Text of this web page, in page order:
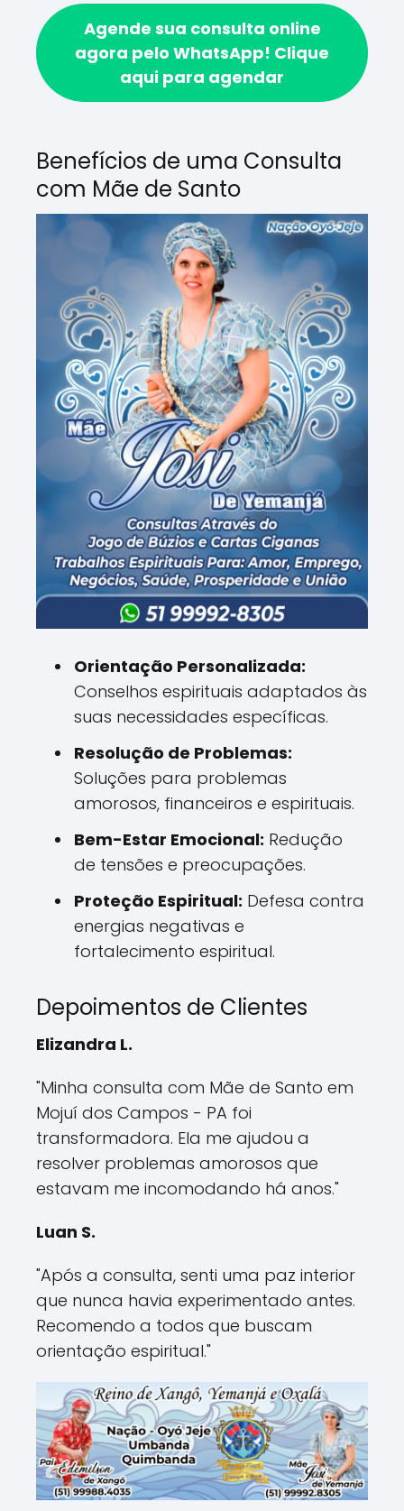
Agende sua consulta online
agora pelo WhatsApp! Clique
aqui para agendar
Benefícios de uma Consulta
com Mãe de Santo
Orientação Personalizada:
Conselhos espirituais adaptados às
suas necessidades específicas.
Resolução de Problemas:
Soluções para problemas
amorosos, financeiros e espirituais.
Bem-Estar Emocional: Redução
de tensões e preocupações.
Proteção Espiritual: Defesa contra
energias negativas e
fortalecimento espiritual.
Depoimentos de Clientes
Elizandra L.
"Minha consulta com Mãe de Santo em
Mojuí dos Campos - PA foi
transformadora. Ela me ajudou a
resolver problemas amorosos que
estavam me incomodando há anos."
Luan S.
"Após a consulta, senti uma paz interior
que nunca havia experimentado antes.
Recomendo a todos que buscam
orientação espiritual."